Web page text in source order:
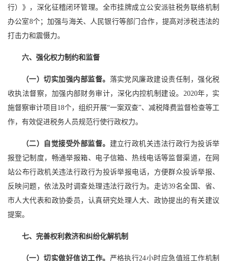
行）》，深化征稽闭环管理。全市挂牌成立公安派驻税务联络机制
办公室8个；加强与海关、人民银行等部门合作，提高对涉税违法的
打击力和震慑力。
六、强化权力制约和监督
（一）切实加强内部监督。 落实党风廉政建设责任制，强化税
收执法督察，加强内部财务审计，深化内控机制建设。2020年，实
施督察审计项目18个，组织开展“一案双查”、减税降费监督检查等工
作，有效促进税务人员规范行使行政权力。
（二）自觉接受外部监督。 建立行政机关违法行政行为投诉举
报登记制度，畅通举报箱、电子信箱、热线电话等监督渠道，在网
站公布行政机关违法行政行为投诉举报电话，方便群众投诉举报、
反映问题，依法及时调查处理违法行政行为。走访39名全国、省、
市人大代表和政协委员，认真研究处理人大、政协提出的有关建议
提案。
七、完善权利救济和纠纷化解机制
（一）切实做好信访工作。 严格执行24小时应急值班工作机制